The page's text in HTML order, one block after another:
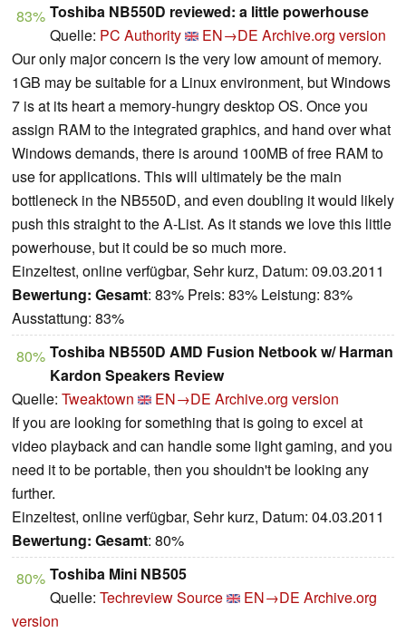
83% Toshiba NB550D reviewed: a little powerhouse
Quelle: PC Authority EN→DE Archive.org version
Our only major concern is the very low amount of memory.
1GB may be suitable for a Linux environment, but Windows
7 is at its heart a memory-hungry desktop OS. Once you
assign RAM to the integrated graphics, and hand over what
Windows demands, there is around 100MB of free RAM to
use for applications. This will ultimately be the main
bottleneck in the NB550D, and even doubling it would likely
push this straight to the A-List. As it stands we love this little
powerhouse, but it could be so much more.
Einzeltest, online verfügbar, Sehr kurz, Datum: 09.03.2011
Bewertung: Gesamt: 83% Preis: 83% Leistung: 83%
Ausstattung: 83%
80% Toshiba NB550D AMD Fusion Netbook w/ Harman
Kardon Speakers Review
Quelle: Tweaktown EN→DE Archive.org version
If you are looking for something that is going to excel at
video playback and can handle some light gaming, and you
need it to be portable, then you shouldn't be looking any
further.
Einzeltest, online verfügbar, Sehr kurz, Datum: 04.03.2011
Bewertung: Gesamt: 80%
80% Toshiba Mini NB505
Quelle: Techreview Source EN→DE Archive.org
version